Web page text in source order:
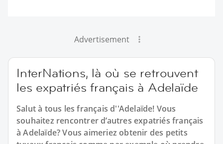
Advertisement
InterNations, là où se retrouvent
les expatriés français à Adelaïde
Salut à tous les français d''Adelaïde! Vous
souhaitez rencontrer d’autres expatriés français
à Adelaïde? Vous aimeriez obtenir des petits